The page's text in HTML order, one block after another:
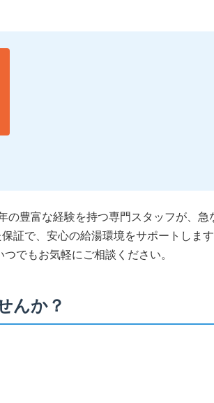
の豊富な経験を持つ専門スタッフが、急
証で、安心の給湯環境をサポートしま
でもお気軽にご相談ください。
んか？